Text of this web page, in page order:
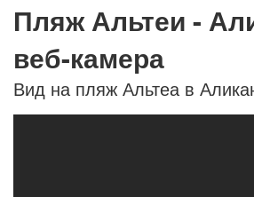
Пляж Альтеи -
веб-камера
Вид на пляж Альтеа в